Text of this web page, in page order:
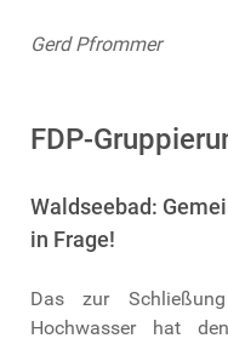
Gerd Pfrommer
FDP-
Waldseebad:
in Frage!
Das zur
Hochwasser hat